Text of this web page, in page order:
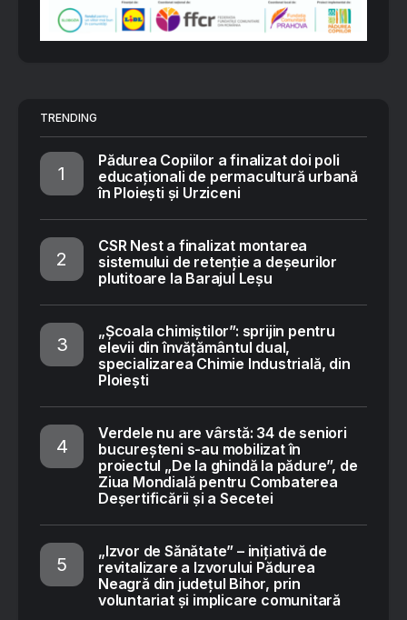
TRENDING
Pădurea Copiilor a finalizat doi poli
educaționali de permacultură urbană
în Ploiești și Urziceni
CSR Nest a finalizat montarea
sistemului de retenție a deșeurilor
plutitoare la Barajul Leșu
„Școala chimiștilor”: sprijin pentru
elevii din învățământul dual,
specializarea Chimie Industrială, din
Ploiești
Verdele nu are vârstă: 34 de seniori
bucureșteni s-au mobilizat în
proiectul „De la ghindă la pădure”, de
Ziua Mondială pentru Combaterea
Deșertificării și a Secetei
„Izvor de Sănătate” – inițiativă de
revitalizare a Izvorului Pădurea
Neagră din județul Bihor, prin
voluntariat și implicare comunitară